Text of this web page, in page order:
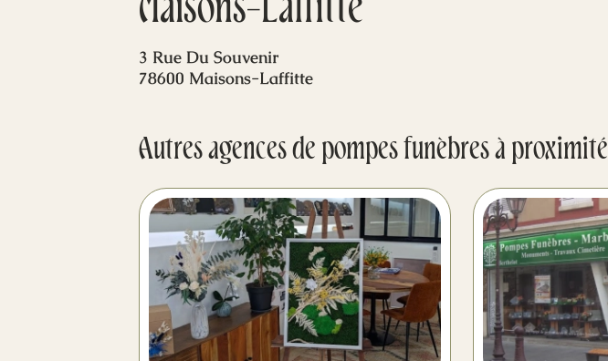
Maisons-Laffitte
3 Rue Du Souvenir
78600 Maisons-Laffitte
Autres agences de pompes funèbres à proximité